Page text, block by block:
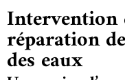
Intervention
réparation
des eaux